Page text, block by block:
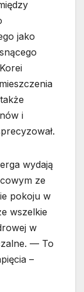
jako
i
wydają
ze
pokoju w
wszelkie
w
— To
–